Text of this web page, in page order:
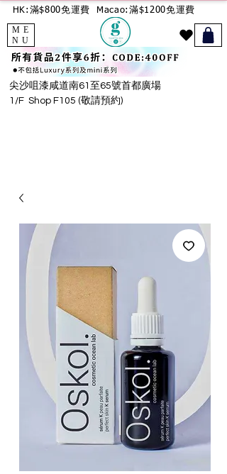
HK:滿$800免運費 Macao:滿$1200免運費
ME
NU
尖沙咀漆咸道南61至65號首都廣場
1/F Shop F105 (敬請預約)